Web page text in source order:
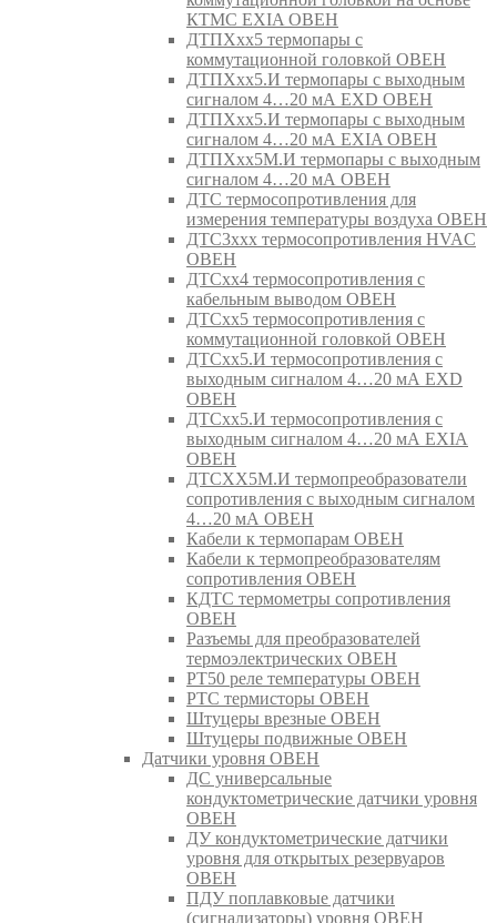
КТМС EXIA ОВЕН
ДТПХхх5 термопары с
коммутационной головкой ОВЕН
ДТПХхх5.И термопары с выходным
сигналом 4…20 мА EXD ОВЕН
ДТПХхх5.И термопары с выходным
сигналом 4…20 мА EXIA ОВЕН
ДТПХхх5М.И термопары с выходным
сигналом 4…20 мА ОВЕН
ДТС термосопротивления для
измерения температуры воздуха ОВЕН
ДТС3ххх термосопротивления HVAC
ОВЕН
ДТСхх4 термосопротивления с
кабельным выводом ОВЕН
ДТСхх5 термосопротивления с
коммутационной головкой ОВЕН
ДТСхх5.И термосопротивления с
выходным сигналом 4…20 мА EXD
ОВЕН
ДТСхх5.И термосопротивления с
выходным сигналом 4…20 мА EXIA
ОВЕН
ДТСХХ5М.И термопреобразователи
сопротивления с выходным сигналом
4…20 мА ОВЕН
Кабели к термопарам ОВЕН
Кабели к термопреобразователям
сопротивления ОВЕН
КДТС термометры сопротивления
ОВЕН
Разъемы для преобразователей
термоэлектрических ОВЕН
РТ50 реле температуры ОВЕН
РТС термисторы ОВЕН
Штуцеры врезные ОВЕН
Штуцеры подвижные ОВЕН
Датчики уровня ОВЕН
ДС универсальные
кондуктометрические датчики уровня
ОВЕН
ДУ кондуктометрические датчики
уровня для открытых резервуаров
ОВЕН
ПДУ поплавковые датчики
(сигнализаторы) уровня ОВЕН